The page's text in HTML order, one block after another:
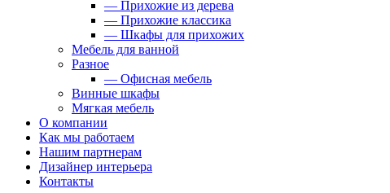
— Прихожие из дерева
— Прихожие классика
— Шкафы для прихожих
Мебель для ванной
Разное
— Офисная мебель
Винные шкафы
Мягкая мебель
О компании
Как мы работаем
Нашим партнерам
Дизайнер интерьера
Контакты